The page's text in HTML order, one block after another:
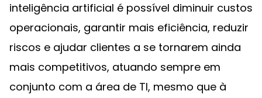
inteligência artificial é possível diminuir custos
operacionais, garantir mais eficiência, reduzir
riscos e ajudar clientes a se tornarem ainda
mais competitivos, atuando sempre em
conjunto com a área de TI, mesmo que à